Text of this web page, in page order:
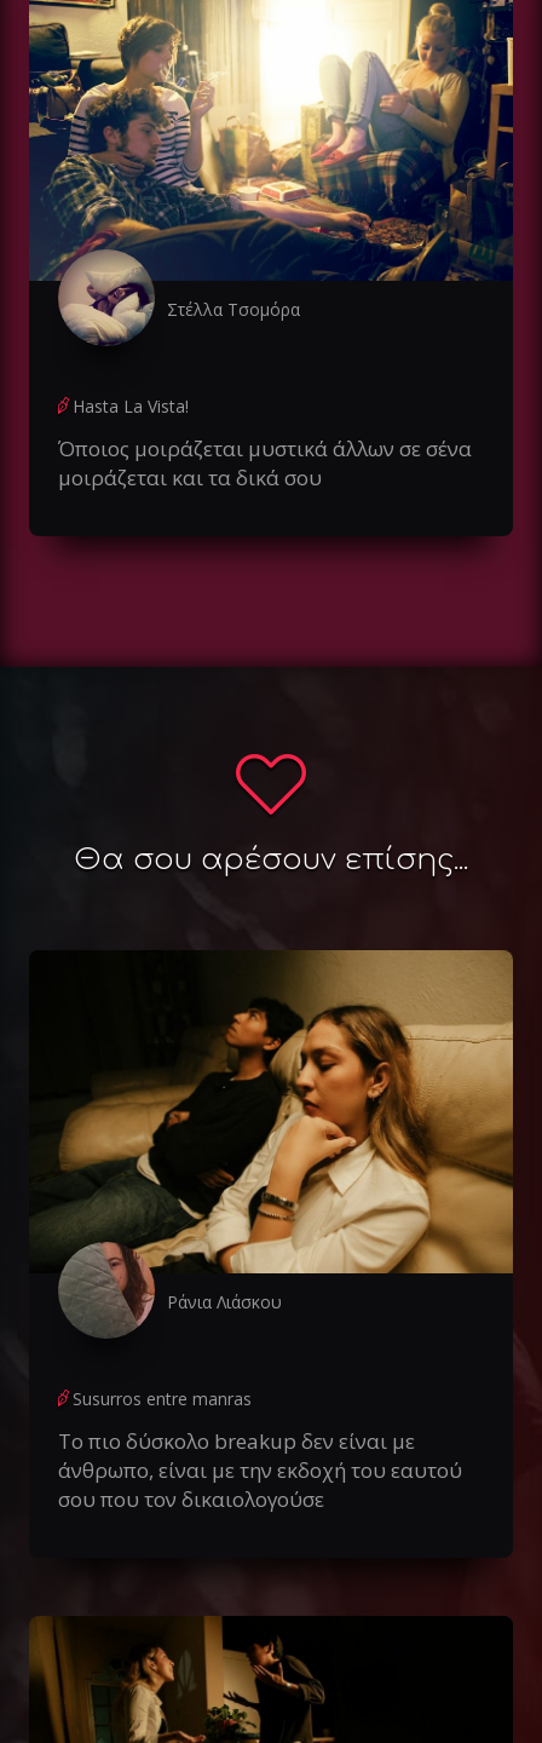
Στέλλα Τσομόρα
Hasta La Vista!
Όποιος μοιράζεται μυστικά άλλων σε σένα
μοιράζεται και τα δικά σου
Θα σου αρέσουν επίσης...
Ράνια Λιάσκου
Susurros entre manras
Το πιο δύσκολο breakup δεν είναι με
άνθρωπο, είναι με την εκδοχή του εαυτού
σου που τον δικαιολογούσε